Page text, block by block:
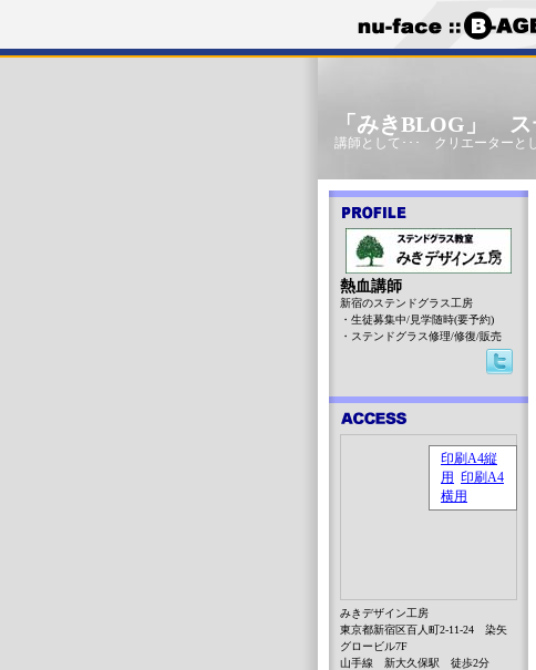
「みきBLOG」 ス
講師として･･･ クリエーターと
熱血講師
新宿のステンドグラス工房
・生徒募集中/見学随時(要予約)
・ステンドグラス修理/修復/販売
みきデザイン工房
東京都新宿区百人町2-11-24 染矢
グロービル7F
山手線 新大久保駅 徒歩2分